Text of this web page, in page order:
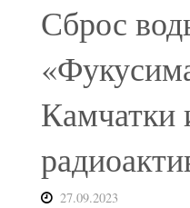
Сброс
Камчатки
27.09.2023